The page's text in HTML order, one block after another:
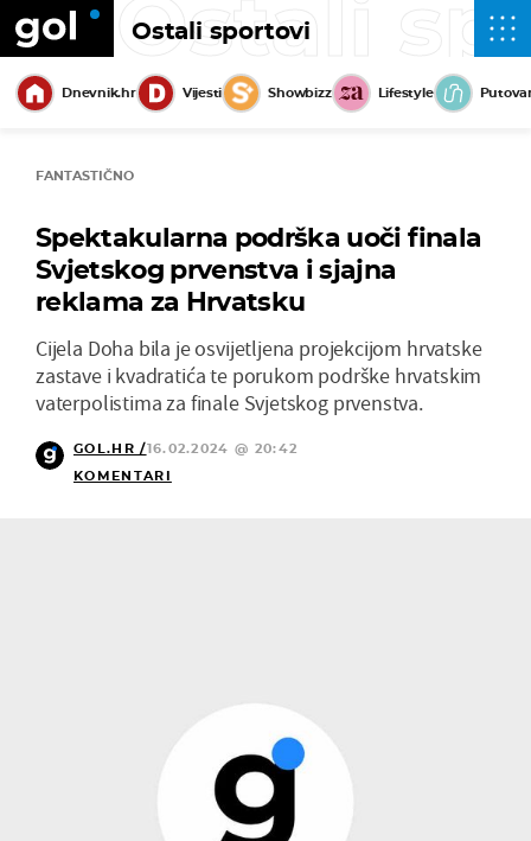
Ostali sportovi
Ostali
Dnevnik.hr Vijesti Showbizz Lifestyle
FANTASTIČNO
Spektakularna podrška uoči finala
Svjetskog prvenstva i sjajna
reklama za Hrvatsku
Cijela Doha bila je osvijetljena projekcijom hrvatske
zastave i kvadratića te porukom podrške hrvatskim
vaterpolistima za finale Svjetskog prvenstva.
GOL.HR /16.02.2024 @ 20:42
KOMENTARI